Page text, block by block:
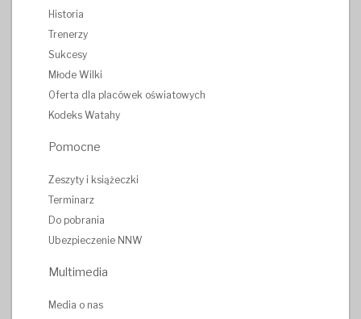
Historia
Trenerzy
Sukcesy
Młode Wilki
Oferta dla placówek oświatowych
Kodeks Watahy
Pomocne
Zeszyty i książeczki
Terminarz
Do pobrania
Ubezpieczenie NNW
Multimedia
Media o nas